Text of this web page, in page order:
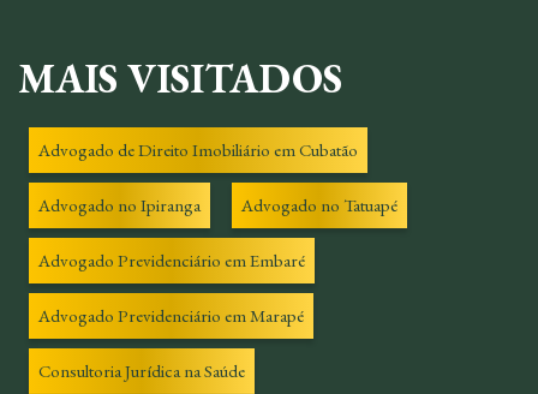
MAIS VISITADOS
Advogado de Direito Imobiliário em Cubatão
Advogado no Ipiranga Advogado no Tatuapé
Advogado Previdenciário em Embaré
Advogado Previdenciário em Marapé
Consultoria Jurídica na Saúde